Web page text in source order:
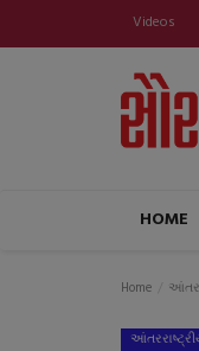
Videos
HOME
Home